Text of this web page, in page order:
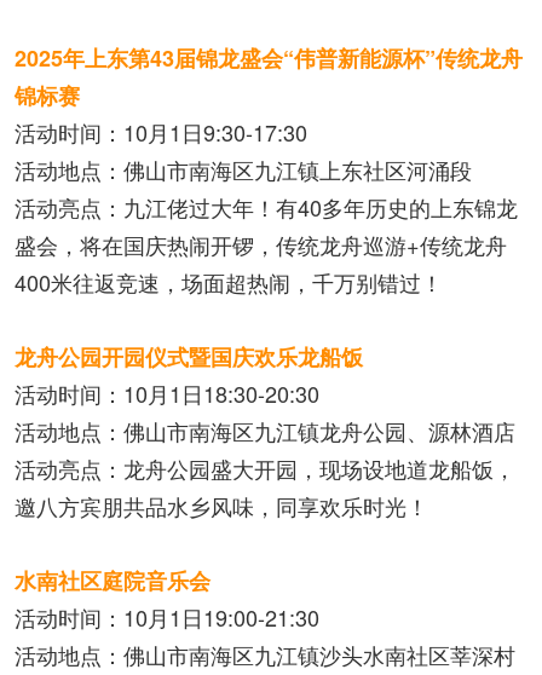
2025年上东第43届锦龙盛会“伟普新能源杯”传统龙舟
锦标赛
活动时间：10月1日9:30-17:30
活动地点：佛山市南海区九江镇上东社区河涌段
活动亮点：九江佬过大年！有40多年历史的上东锦龙
盛会，将在国庆热闹开锣，传统龙舟巡游+传统龙舟
400米往返竞速，场面超热闹，千万别错过！
龙舟公园开园仪式暨国庆欢乐龙船饭
活动时间：10月1日18:30-20:30
活动地点：佛山市南海区九江镇龙舟公园、源林酒店
活动亮点：龙舟公园盛大开园，现场设地道龙船饭，
邀八方宾朋共品水乡风味，同享欢乐时光！
水南社区庭院音乐会
活动时间：10月1日19:00-21:30
活动地点：佛山市南海区九江镇沙头水南社区莘深村